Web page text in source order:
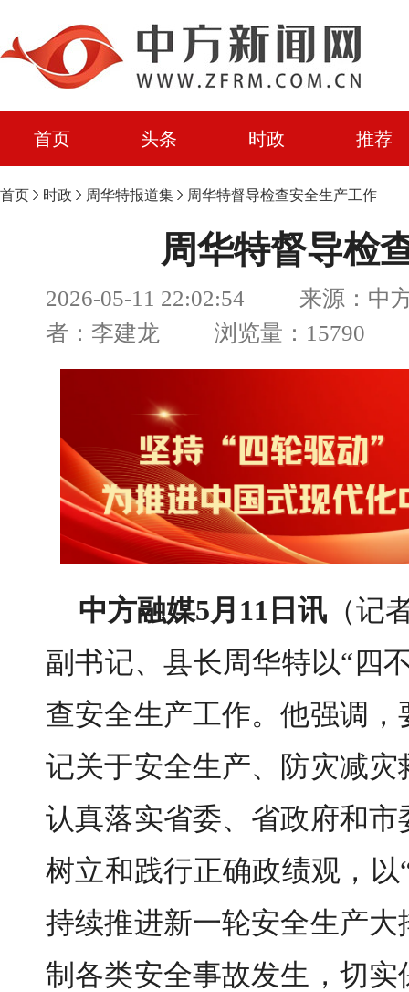
首页 头条 时政 推荐
首页 时政 周华特报道集 周华特督导检查安全生产工作
周华特督导检
2026-05-11 22:02:54 来源：中方
者：李建龙 浏览量：15790
中方融媒5月11日讯 （记
副书记、县长周华特以“四
查安全生产工作。他强调
记关于安全生产、防灾减
认真落实省委、省政府和
树立和践行正确政绩观，
持续推进新一轮安全生产
制各类安全事故发生，切